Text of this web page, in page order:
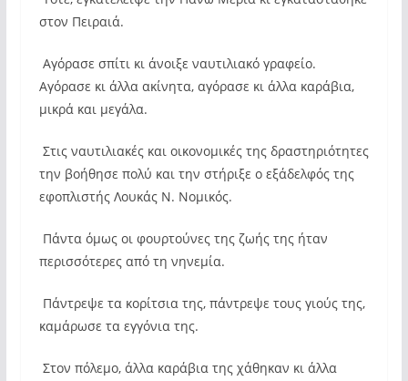
στον Πειραιά.
Αγόρασε σπίτι κι άνοιξε ναυτιλιακό γραφείο.
Αγόρασε κι άλλα ακίνητα, αγόρασε κι άλλα καράβια,
μικρά και μεγάλα.
Στις ναυτιλιακές και οικονομικές της δραστηριότητες
την βοήθησε πολύ και την στήριξε ο εξάδελφός της
εφοπλιστής Λουκάς Ν. Νομικός.
Πάντα όμως οι φουρτούνες της ζωής της ήταν
περισσότερες από τη νηνεμία.
Πάντρεψε τα κορίτσια της, πάντρεψε τους γιούς της,
καμάρωσε τα εγγόνια της.
Στον πόλεμο, άλλα καράβια της χάθηκαν κι άλλα